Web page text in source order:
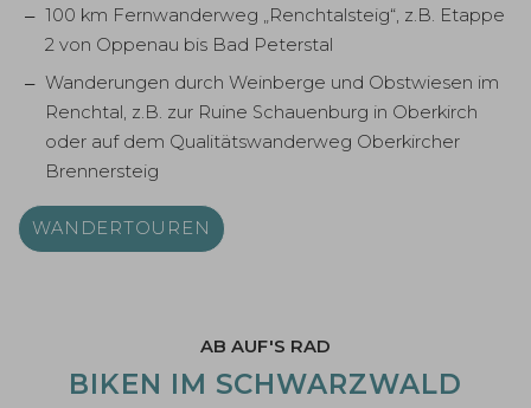
100 km Fernwanderweg „Renchtalsteig“, z.B. Etappe
2 von Oppenau bis Bad Peterstal
Wanderungen durch Weinberge und Obstwiesen im
Renchtal, z.B. zur Ruine Schauenburg in Oberkirch
oder auf dem Qualitätswanderweg Oberkircher
Brennersteig
WANDERTOUREN
AB AUF'S RAD
BIKEN IM SCHWARZWALD